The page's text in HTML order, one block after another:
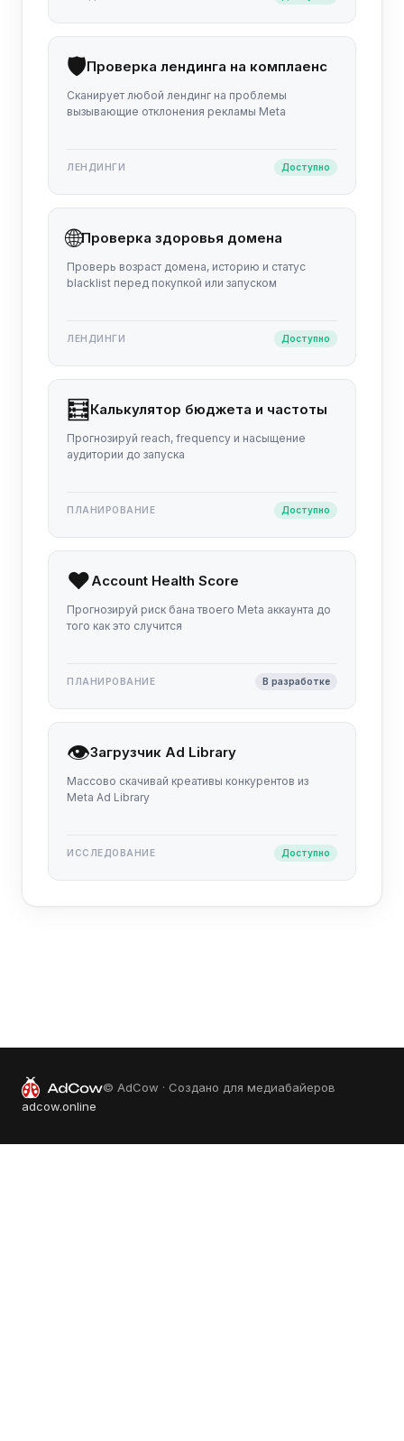
🛡️Проверка лендинга на комплаенс
Сканирует любой лендинг на проблемы
вызывающие отклонения рекламы Meta
ЛЕНДИНГИ Доступно
🌐Проверка здоровья домена
Проверь возраст домена, историю и статус
blacklist перед покупкой или запуском
ЛЕНДИНГИ Доступно
🧮 Калькулятор бюджета и частоты
Прогнозируй reach, frequency и насыщение
аудитории до запуска
ПЛАНИРОВАНИЕ Доступно
❤️Account Health Score
Прогнозируй риск бана твоего Meta аккаунта до
того как это случится
ПЛАНИРОВАНИЕ В разработке
👁️Загрузчик Ad Library
Массово скачивай креативы конкурентов из
Meta Ad Library
ИССЛЕДОВАНИЕ Доступно
© AdCow · Создано для медиабайеров
adcow.online